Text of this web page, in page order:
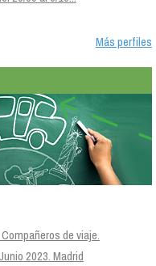
Más perfiles
de viaje.
2023. Madrid